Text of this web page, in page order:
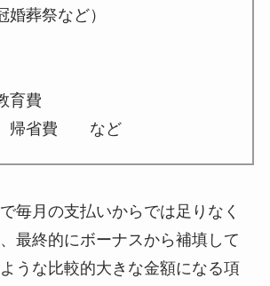
婚葬祭など）
育費
、帰省費 など
毎月の支払いからでは足りなく
最終的にボーナスから補填して
うな比較的大きな金額になる項